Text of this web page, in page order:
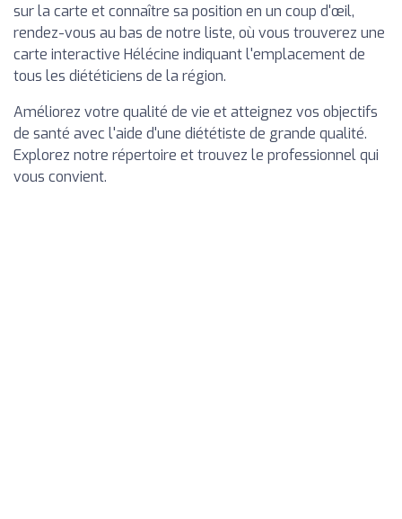
sur la carte et connaître sa position en un coup d'œil,
rendez-vous au bas de notre liste, où vous trouverez une
carte interactive Hélécine indiquant l'emplacement de
tous les diététiciens de la région.
Améliorez votre qualité de vie et atteignez vos objectifs
de santé avec l'aide d'une diététiste de grande qualité.
Explorez notre répertoire et trouvez le professionnel qui
vous convient.